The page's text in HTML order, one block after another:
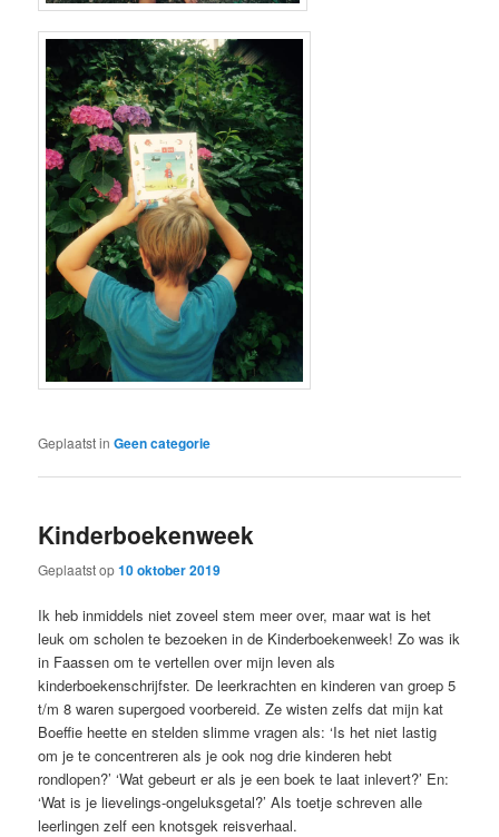
Geplaatst in Geen categorie
Kinderboekenweek
Geplaatst op10 oktober 2019
Ik heb inmiddels niet zoveel stem meer over, maar wat is het
leuk om scholen te bezoeken in de Kinderboekenweek! Zo was ik
in Faassen om te vertellen over mijn leven als
kinderboekenschrijfster. De leerkrachten en kinderen van groep 5
t/m 8 waren supergoed voorbereid. Ze wisten zelfs dat mijn kat
Boeffie heette en stelden slimme vragen als: ‘Is het niet lastig
om je te concentreren als je ook nog drie kinderen hebt
rondlopen?’ ‘Wat gebeurt er als je een boek te laat inlevert?’ En:
‘Wat is je lievelings-ongeluksgetal?’ Als toetje schreven alle
leerlingen zelf een knotsgek reisverhaal.